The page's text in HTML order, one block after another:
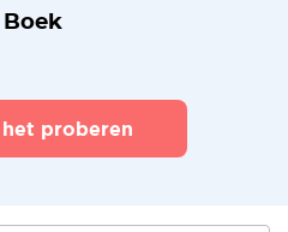
Boek
proberen